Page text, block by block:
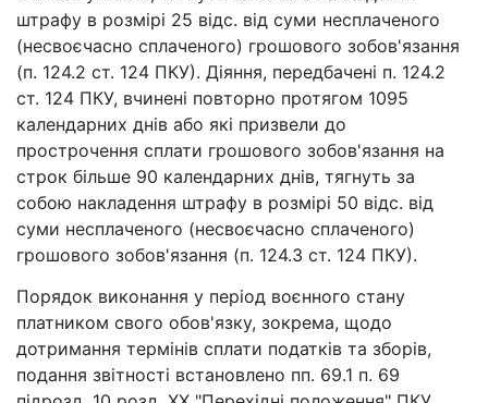
штрафу в розмірі 25 відс. від суми несплаченого
(несвоєчасно сплаченого) грошового зобов'язання
(п. 124.2 ст. 124 ПКУ). Діяння, передбачені п. 124.2
ст. 124 ПКУ, вчинені повторно протягом 1095
календарних днів або які призвели до
прострочення сплати грошового зобов'язання на
строк більше 90 календарних днів, тягнуть за
собою накладення штрафу в розмірі 50 відс. від
суми несплаченого (несвоєчасно сплаченого)
грошового зобов'язання (п. 124.3 ст. 124 ПКУ).
Порядок виконання у період воєнного стану
платником свого обов'язку, зокрема, щодо
дотримання термінів сплати податків та зборів,
подання звітності встановлено пп. 69.1 п. 69